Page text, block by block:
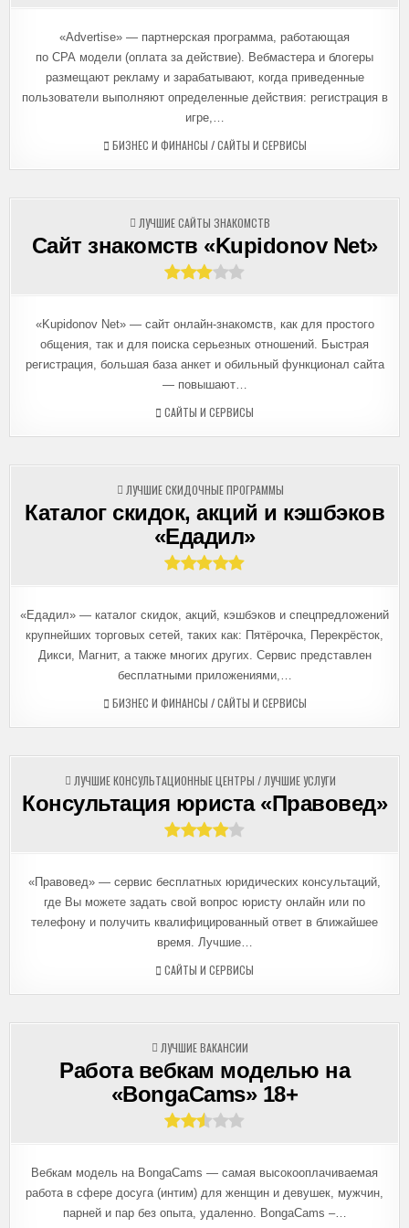
«Advertise» — партнерская программа, работающая
по CPA модели (оплата за действие). Вебмастера и блогеры
размещают рекламу и зарабатывают, когда приведенные
пользователи выполняют определенные действия: регистрация в
игре,…
БИЗНЕС И ФИНАНСЫ /САЙТЫ И СЕРВИСЫ
ОПУБЛИКОВАНО
В
ЛУЧШИЕ САЙТЫ ЗНАКОМСТВ
Сайт знакомств «Kupidonov Net»
«Kupidonov Net» — сайт онлайн-знакомств, как для простого
общения, так и для поиска серьезных отношений. Быстрая
регистрация, большая база анкет и обильный функционал сайта
— повышают…
САЙТЫ И СЕРВИСЫ
ОПУБЛИКОВАНО
В
ЛУЧШИЕ СКИДОЧНЫЕ ПРОГРАММЫ
Каталог скидок, акций и кэшбэков
«Едадил»
«Едадил» — каталог скидок, акций, кэшбэков и спецпредложений
крупнейших торговых сетей, таких как: Пятёрочка, Перекрёсток,
Дикси, Магнит, а также многих других. Сервис представлен
бесплатными приложениями,…
БИЗНЕС И ФИНАНСЫ /САЙТЫ И СЕРВИСЫ
ОПУБЛИКОВАНО
В
ЛУЧШИЕ КОНСУЛЬТАЦИОННЫЕ ЦЕНТРЫ / ЛУЧШИЕ УСЛУГИ
Консультация юриста «Правовед»
«Правовед» — сервис бесплатных юридических консультаций,
где Вы можете задать свой вопрос юристу онлайн или по
телефону и получить квалифицированный ответ в ближайшее
время. Лучшие…
САЙТЫ И СЕРВИСЫ
ОПУБЛИКОВАНО
В
ЛУЧШИЕ ВАКАНСИИ
Работа вебкам моделью на
«BongaCams» 18+
Вебкам модель на BongaCams — самая высокооплачиваемая
работа в сфере досуга (интим) для женщин и девушек, мужчин,
парней и пар без опыта, удаленно. BongaCams –…